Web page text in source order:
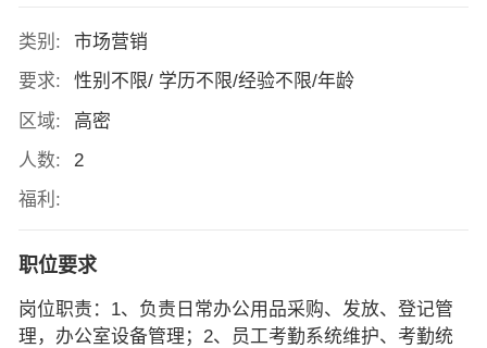
类别:
市场营销
要求:
性别不限/ 学历不限/经验不限/年龄
区域:
高密
人数:
2
福利:
职位要求
岗位职责：1、负责日常办公用品采购、发放、登记管
理，办公室设备管理；2、员工考勤系统维护、考勤统